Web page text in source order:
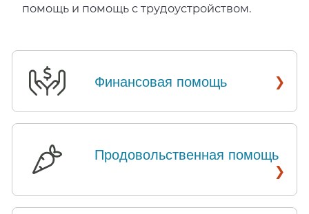
помощь и помощь с трудоустройством.​​
Финансовая помощь ›
Продовольственная помощь›